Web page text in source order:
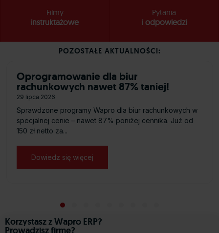
Filmy
instruktażowe
Pytania
i odpowiedzi
POZOSTAŁE AKTUALNOŚCI:
Certyfikaty”
Oprogramowanie dla biur
rachunkowych nawet 87% taniej!
29 lipca 2026
Sprawdzone programy Wapro dla biur rachunkowych w
specjalnej cenie – nawet 87% poniżej cennika. Już od
150 zł netto za...
Dowiedz się więcej
Korzystasz z Wapro ERP?
Prowadzisz firmę?